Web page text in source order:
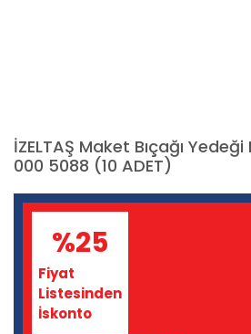
İZELTAŞ Maket Bıçağı
000 5088 (10 ADET)
%25
Fiyat
Listesinden
İskonto